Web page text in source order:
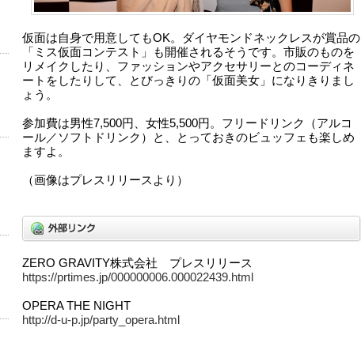
仮面は自身で用意してもOK。ダイヤモンドネックレスが賞品の
「ミス仮面コンテスト」も開催されるそうです。市販のものを
リメイクしたり、ファッションやアクセサリーとのコーディネ
ートをしたりして、とびっきりの「仮面美女」になりきりまし
ょう。
参加費は男性7,500円、女性5,500円。フリードリンク（アルコ
ール／ソフトドリンク）と、とっておきのビュッフェも楽しめ
ますよ。
（画像はプレスリリースより）
ZERO GRAVITY株式会社 プレスリリース
https://prtimes.jp/000000006.000022439.html
OPERA THE NIGHT
http://d-u-p.jp/party_opera.html